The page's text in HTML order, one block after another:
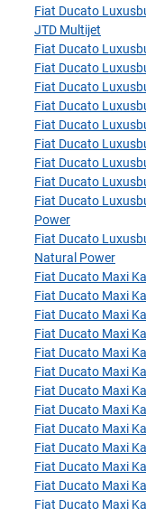
Fiat Ducato
JTD Multijet
Fiat Ducato
Fiat Ducato
Fiat Ducato
Fiat Ducato
Fiat Ducato
Fiat Ducato
Fiat Ducato
Fiat Ducato
Fiat Ducato
Power
Fiat Ducato
Natural Power
Fiat Ducato Maxi
Fiat Ducato Maxi
Fiat Ducato Maxi
Fiat Ducato Maxi
Fiat Ducato Maxi
Fiat Ducato Maxi
Fiat Ducato Maxi
Fiat Ducato Maxi
Fiat Ducato Maxi
Fiat Ducato Maxi
Fiat Ducato Maxi
Fiat Ducato Maxi
Fiat Ducato Maxi